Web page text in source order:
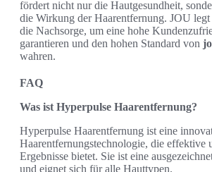
fördert nicht nur die Hautgesundheit,
die Wirkung der Haarentfernung. JOU
die Nachsorge, um eine hohe
garantieren und den hohen Standard von
wahren.
FAQ
Was ist Hyperpulse Haarentfernung?
Hyperpulse Haarentfernung ist eine
Haarentfernungstechnologie, die effektive
Ergebnisse bietet. Sie ist eine
und eignet sich für alle Hauttypen.